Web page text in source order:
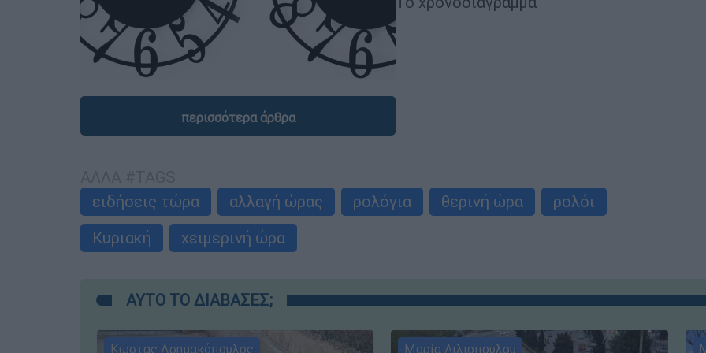
περισσότερα άρθρα
ειδήσεις τώρα
αλλαγή ώρας ρολόγια θερινή ώρα
ρολόι
Κυριακή
χειμερινή ώρα
ΑΥΤΟ ΤΟ ΔΙΑΒΑΣΕΣ;
Κώστας Ασημακόπουλος Μαρία Λιλιοπούλου